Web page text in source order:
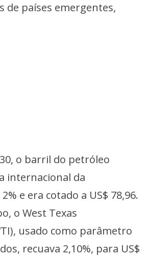
de países emergentes,
o barril do petróleo
internacional da
e era cotado a US$ 78,96.
o West Texas
usado como parâmetro
recuava 2,10%, para US$